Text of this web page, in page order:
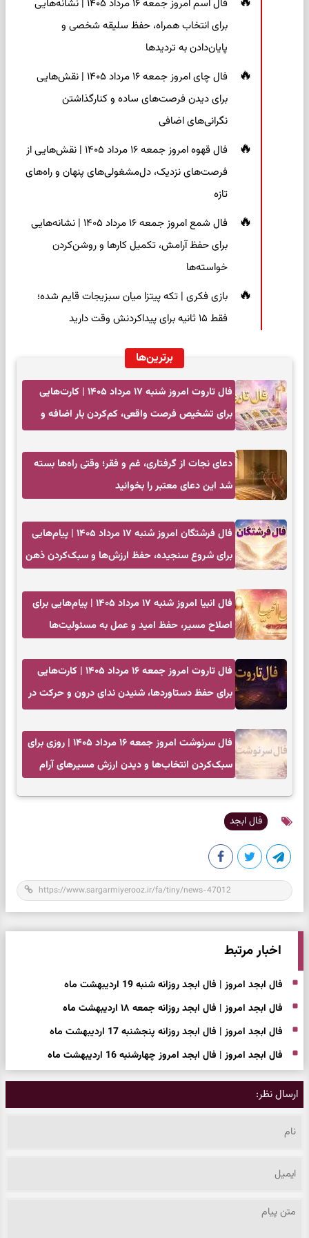
فال اسم امروز جمعه ۱۶ مرداد ۱۴۰۵ | نشانه‌هایی
برای انتخاب همراه، حفظ سلیقه شخصی و
پایان‌دادن به تردیدها
فال چای امروز جمعه ۱۶ مرداد ۱۴۰۵ | نقش‌هایی
برای دیدن فرصت‌های ساده و کنارگذاشتن
نگرانی‌های اضافی
فال قهوه امروز جمعه ۱۶ مرداد ۱۴۰۵ | نقش‌هایی از
فرصت‌های نزدیک، دل‌مشغولی‌های پنهان و راه‌های
تازه
فال شمع امروز جمعه ۱۶ مرداد ۱۴۰۵ | نشانه‌هایی
برای حفظ آرامش، تکمیل کارها و روشن‌کردن
خواسته‌ها
بازی فکری | تکه پیتزا میان سبزیجات قایم شده؛
فقط ۱۵ ثانیه برای پیداکردنش وقت دارید
برترین‌ها
فال تاروت امروز شنبه ۱۷ مرداد ۱۴۰۵ | کارت‌هایی
برای تشخیص فرصت واقعی، کم‌کردن بار اضافه و
دعای نجات از گرفتاری، غم و فقر؛ وقتی راه‌ها بسته
شد این دعای معتبر را بخوانید
فال فرشتگان امروز شنبه ۱۷ مرداد ۱۴۰۵ | پیام‌هایی
برای شروع سنجیده، حفظ ارزش‌ها و سبک‌کردن ذهن
فال انبیا امروز شنبه ۱۷ مرداد ۱۴۰۵ | پیام‌هایی برای
اصلاح مسیر، حفظ امید و عمل به مسئولیت‌ها
فال تاروت امروز جمعه ۱۶ مرداد ۱۴۰۵ | کارت‌هایی
برای حفظ دستاوردها، شنیدن ندای درون و حرکت در
فال سرنوشت امروز جمعه ۱۶ مرداد ۱۴۰۵ | روزی برای
سبک‌کردن انتخاب‌ها و دیدن ارزش مسیرهای آرام
فال ابجد
اخبار مرتبط
فال ابجد امروز | فال ابجد روزانه شنبه 19 اردیبهشت ماه
فال ابجد امروز | فال ابجد روزانه جمعه ۱۸ اردیبهشت ماه
فال ابجد امروز | فال ابجد روزانه پنجشنبه 17 اردیبهشت ماه
فال ابجد امروز | فال ابجد امروز چهارشنبه 16 اردیبهشت ماه
ارسال نظر: